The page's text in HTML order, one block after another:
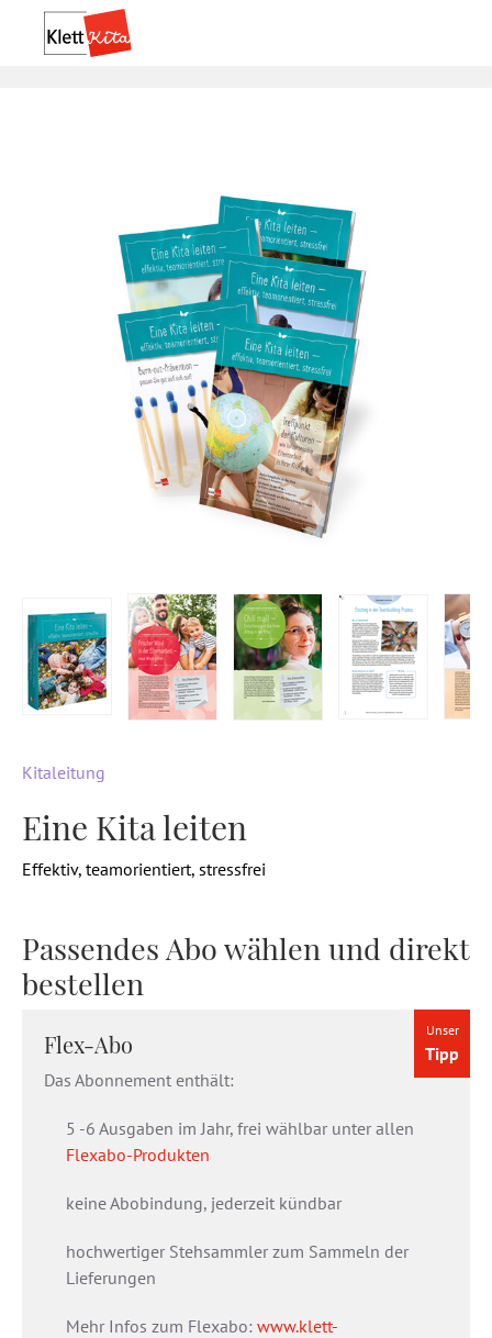
Kitaleitung
Eine Kita leiten
Effektiv, teamorientiert, stressfrei
Passendes Abo wählen und direkt
bestellen
Unser
Tipp
Flex-Abo
Das Abonnement enthält:
5 -6 Ausgaben im Jahr, frei wählbar unter allen
Flexabo-Produkten
keine Abobindung, jederzeit kündbar
hochwertiger Stehsammler zum Sammeln der
Lieferungen
Mehr Infos zum Flexabo: www.klett-